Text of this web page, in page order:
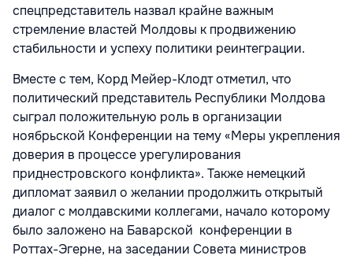
спецпредставитель назвал крайне важным
стремление властей Молдовы к продвижению
стабильности и успеху политики реинтеграции.
Вместе с тем, Корд Мейер-Клодт отметил, что
политический представитель Республики Молдова
сыграл положительную роль в организации
ноябрьской Конференции на тему «Меры укрепления
доверия в процессе урегулирования
приднестровского конфликта». Также немецкий
дипломат заявил о желании продолжить открытый
диалог с молдавскими коллегами, начало которому
было заложено на Баварской конференции в
Роттах-Эгерне, на заседании Совета министров